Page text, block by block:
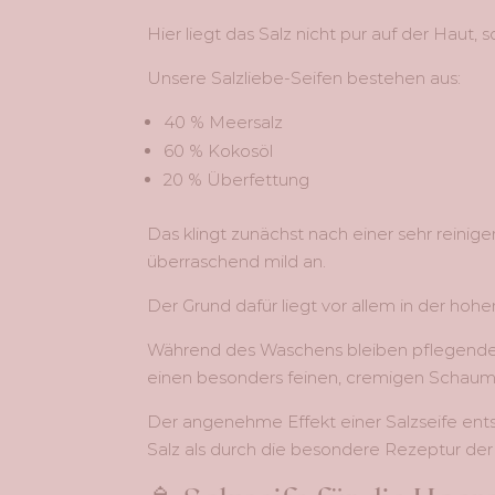
Hier liegt das Salz nicht pur auf der Haut,
Unsere Salzliebe-Seifen bestehen aus:
40 % Meersalz
60 % Kokosöl
20 % Überfettung
Das klingt zunächst nach einer sehr
überraschend mild an.
Der Grund dafür liegt vor allem in der
Während des Waschens bleiben
einen besonders feinen, cremigen
Der angenehme Effekt einer Salzseife
Salz als durch die besondere Rezeptur